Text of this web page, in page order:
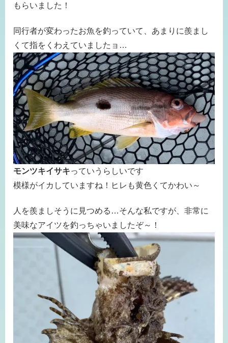
もらいました！
同行者が変わったお魚を釣っていて、あまりに羨まし
くて指をくわえていましたョ…
モンツキイサキっていうらしいです
模様がイカしていますね！ヒレも黄色くてかわい～
人を羨ましそうに見つめる…そんな私ですが、非常に
美味なアイツを釣っちゃいましたぞ～！